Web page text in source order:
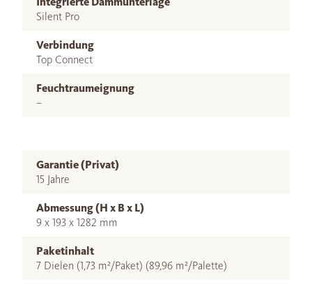
Silent Pro
Verbindung
Top Connect
Feuchtraumeignung
–
Garantie (Privat)
15 Jahre
Abmessung (H x B x L)
9 x 193 x 1282 mm
Paketinhalt
7 Dielen (1,73 m²/Paket) (89,96 m²/Palette)